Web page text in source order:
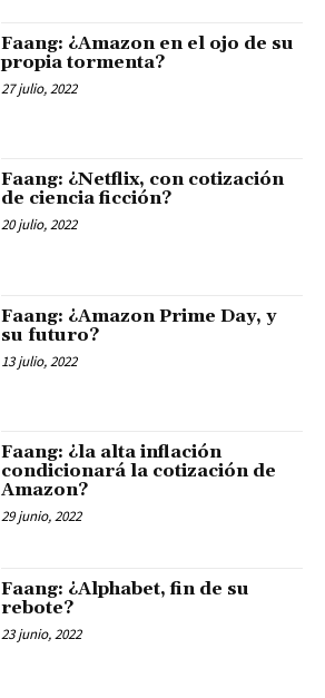
Faang: ¿Amazon en el ojo de su
propia tormenta?
27 julio, 2022
Faang: ¿Netflix, con cotización
de ciencia ficción?
20 julio, 2022
Faang: ¿Amazon Prime Day, y
su futuro?
13 julio, 2022
Faang: ¿la alta inflación
condicionará la cotización de
Amazon?
29 junio, 2022
Faang: ¿Alphabet, fin de su
rebote?
23 junio, 2022